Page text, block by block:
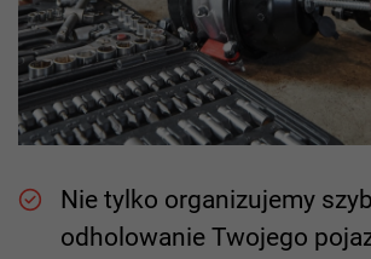
Nie tylko organizujemy
odholowanie Twojego